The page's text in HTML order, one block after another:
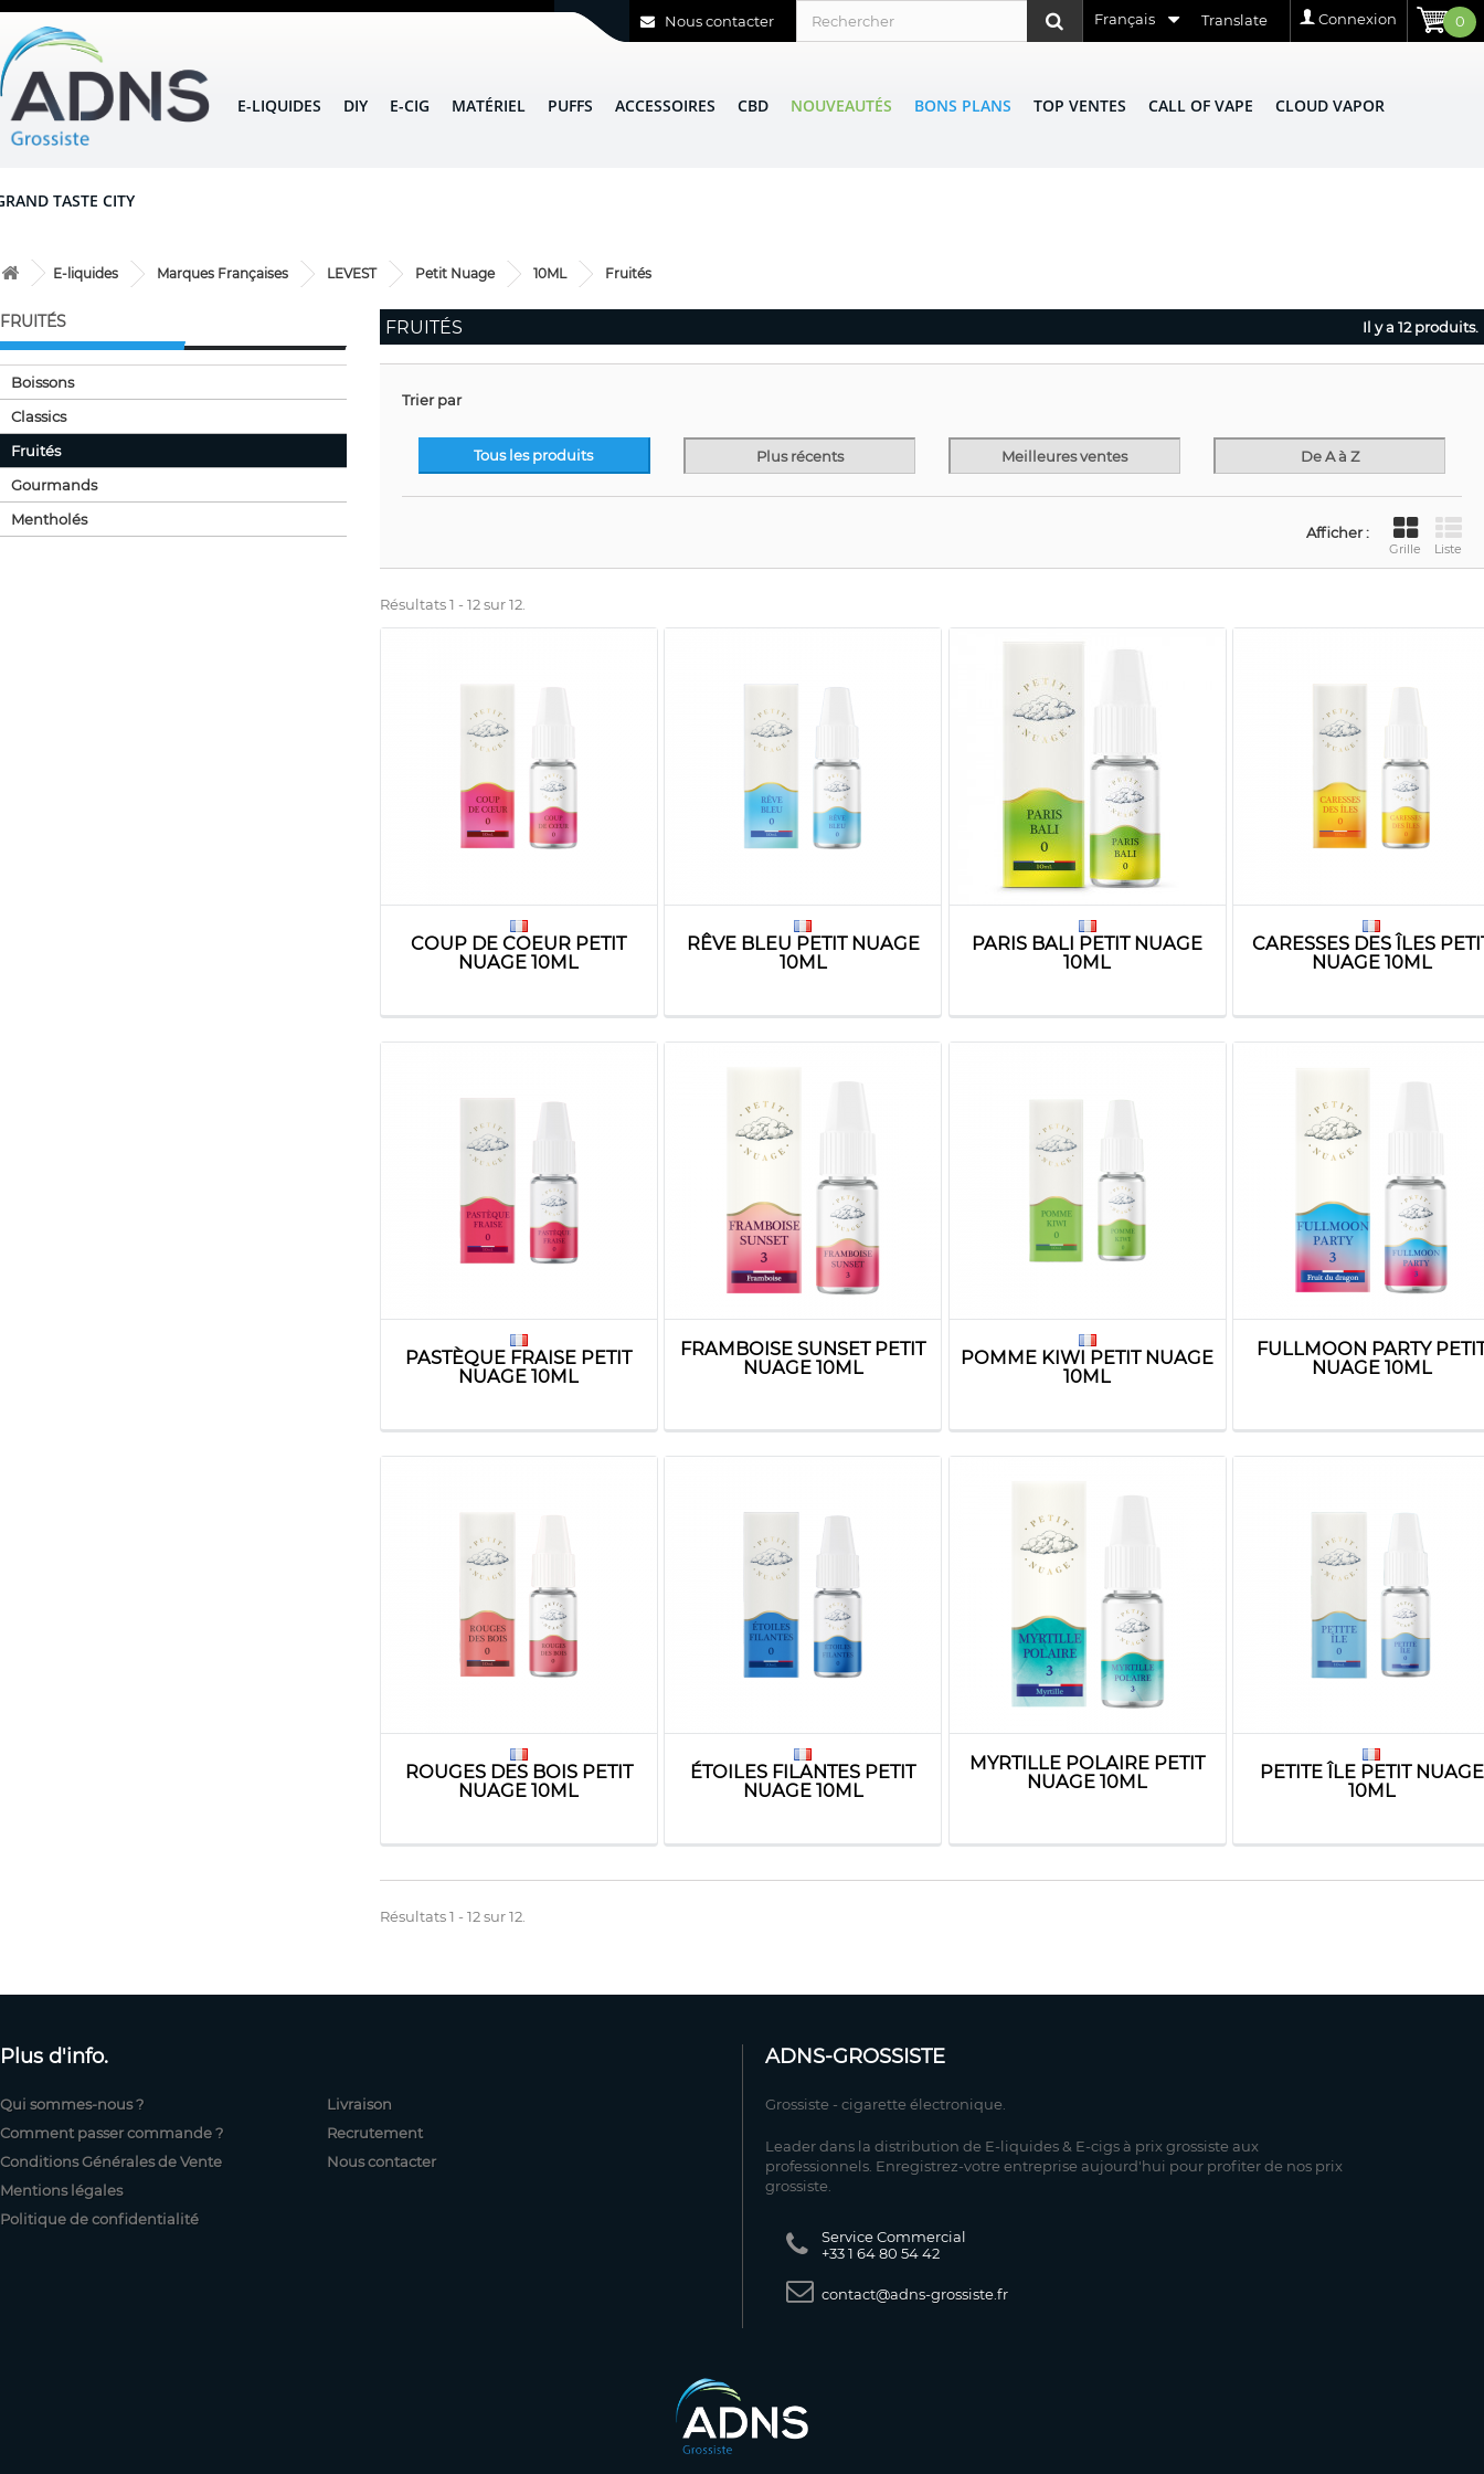
0
Connexion
Translate
Français
Nous contacter
E-LIQUIDES DIY E-CIG MATÉRIEL PUFFS ACCESSOIRES CBD NOUVEAUTÉS BONS PLANS TOP VENTES CALL OF VAPE CLOUD VAPOR
TASTE CITY
E-liquides Marques Françaises LEVEST Petit Nuage 10ML Fruités
FRUITÉS
Boissons
Classics
Fruités
Gourmands
Mentholés
FRUITÉS Il y a 12 produits.
Trier par
Tous les produits Plus récents Meilleures ventes De A à Z
Afficher :
Grille Liste
Résultats 1 - 12 sur 12.
COUP DE COEUR PETIT
NUAGE 10ML
RÊVE BLEU PETIT NUAGE
10ML
PARIS BALI PETIT NUAGE
10ML
CARESSES DES ÎLES
NUAGE 10ML
PASTÈQUE FRAISE PETIT
NUAGE 10ML
FRAMBOISE SUNSET PETIT
NUAGE 10ML
POMME KIWI PETIT NUAGE
10ML
FULLMOON PARTY
NUAGE 10ML
ROUGES DES BOIS PETIT
NUAGE 10ML
ÉTOILES FILANTES PETIT
NUAGE 10ML
MYRTILLE POLAIRE PETIT
NUAGE 10ML
PETITE ÎLE PETIT NUAGE
10ML
Résultats 1 - 12 sur 12.
Plus d'info.
Qui sommes-nous ?
Comment passer commande ?
Conditions Générales de Vente
Mentions légales
Politique de confidentialité
Livraison
Recrutement
Nous contacter
ADNS-GROSSISTE
Grossiste - cigarette électronique.
Leader dans la distribution de E-liquides & E-cigs à prix grossiste aux
professionnels. Enregistrez-votre entreprise aujourd'hui pour profiter de nos prix
grossiste.
Service Commercial
+33 1 64 80 54 42
contact@adns-grossiste.fr